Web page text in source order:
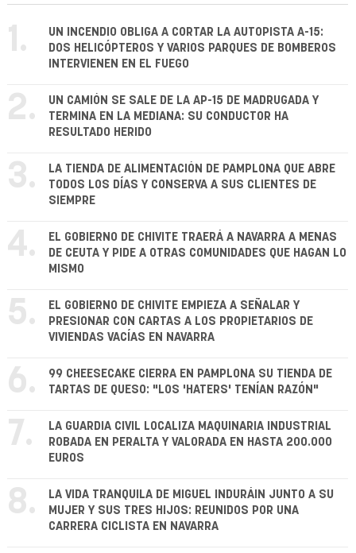
1.
UN INCENDIO OBLIGA A CORTAR LA AUTOPISTA A-15:
DOS HELICÓPTEROS Y VARIOS PARQUES DE BOMBEROS
INTERVIENEN EN EL FUEGO
2.
UN CAMIÓN SE SALE DE LA AP-15 DE MADRUGADA Y
TERMINA EN LA MEDIANA: SU CONDUCTOR HA
RESULTADO HERIDO
3.
LA TIENDA DE ALIMENTACIÓN DE PAMPLONA QUE ABRE
TODOS LOS DÍAS Y CONSERVA A SUS CLIENTES DE
SIEMPRE
4.
EL GOBIERNO DE CHIVITE TRAERÁ A NAVARRA A MENAS
DE CEUTA Y PIDE A OTRAS COMUNIDADES QUE HAGAN LO
MISMO
5.
EL GOBIERNO DE CHIVITE EMPIEZA A SEÑALAR Y
PRESIONAR CON CARTAS A LOS PROPIETARIOS DE
VIVIENDAS VACÍAS EN NAVARRA
6.
99 CHEESECAKE CIERRA EN PAMPLONA SU TIENDA DE
TARTAS DE QUESO: "LOS 'HATERS' TENÍAN RAZÓN"
7.
LA GUARDIA CIVIL LOCALIZA MAQUINARIA INDUSTRIAL
ROBADA EN PERALTA Y VALORADA EN HASTA 200.000
EUROS
8.
LA VIDA TRANQUILA DE MIGUEL INDURÁIN JUNTO A SU
MUJER Y SUS TRES HIJOS: REUNIDOS POR UNA
CARRERA CICLISTA EN NAVARRA